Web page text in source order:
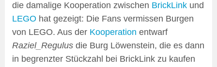
die damalige Kooperation zwischen BrickLink und
LEGO hat gezeigt: Die Fans vermissen Burgen
von LEGO. Aus der Kooperation entwarf
Raziel_Regulus die Burg Löwenstein, die es dann
in begrenzter Stückzahl bei BrickLink zu kaufen